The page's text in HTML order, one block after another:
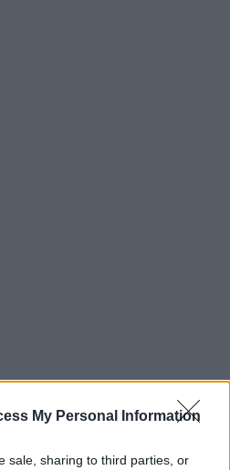
My Personal Information
sale, sharing to third parties, or